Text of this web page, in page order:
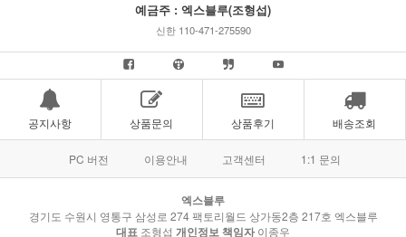
예금주 : 엑스블루(조형섭)
신한 110-471-275590
공지사항 상품문의 상품후기 배송조회
PC 버전 이용안내 고객센터 1:1 문의
엑스블루
경기도 수원시 영통구 삼성로 274 팩토리월드 상가동2층 217호 엑스블루
대표 조형섭 개인정보 책임자 이종우